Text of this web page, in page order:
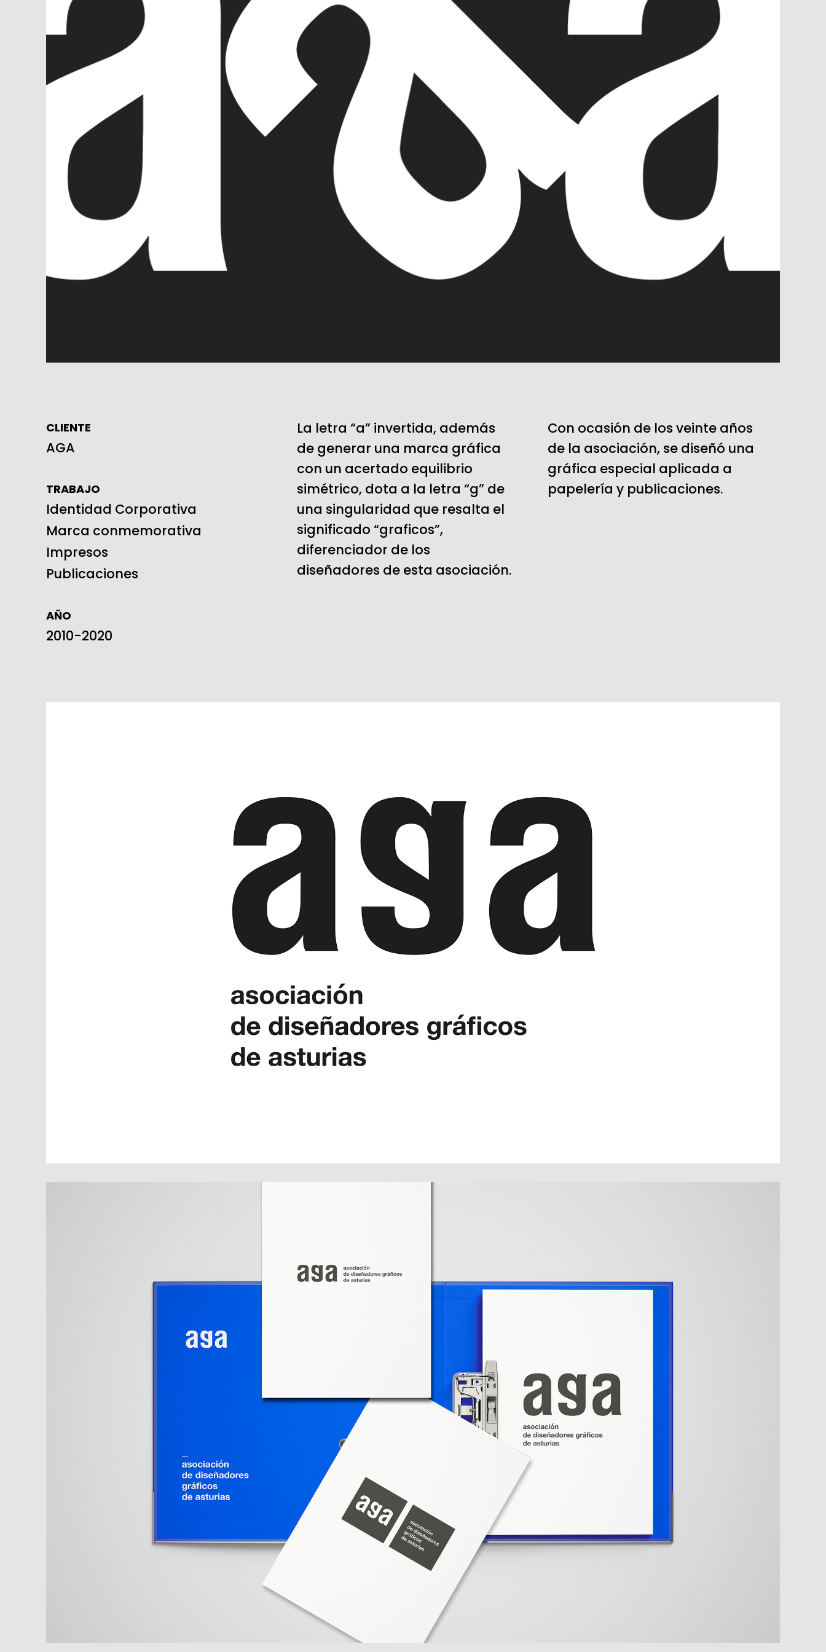
CLIENTE
AGA
TRABAJO
Identidad Corporativa
Marca conmemorativa
Impresos
Publicaciones
AÑO
2010-2020
La letra “a” invertida, además
de generar una marca gráfica
con un acertado equilibrio
simétrico, dota a la letra “g” de
una singularidad que resalta el
significado “graficos”,
diferenciador de los
diseñadores de esta asociación.
Con ocasión de los veinte años
de la asociación, se diseñó una
gráfica especial aplicada a
papelería y publicaciones.